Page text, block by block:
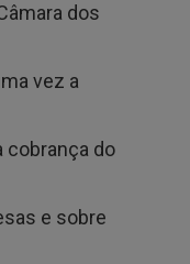
dos
vez a
cobrança do
e sobre